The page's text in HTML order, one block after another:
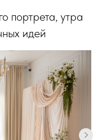
портрета, утра
идей